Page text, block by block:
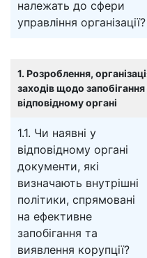
належать до сфери
управління організації?
1. Розроблення,
заходів щодо
відповідному органі
1.1. Чи наявні у
відповідному органі
документи, які
визначають внутрішні
політики, спрямовані
на ефективне
запобігання та
виявлення корупції?